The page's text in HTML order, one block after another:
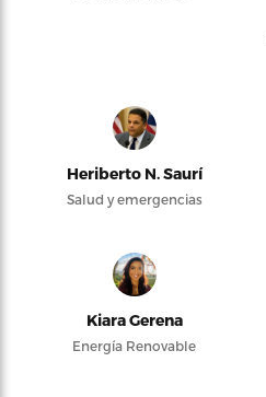
Heriberto N. Saurí
Salud y emergencias
Kiara Gerena
Energía Renovable